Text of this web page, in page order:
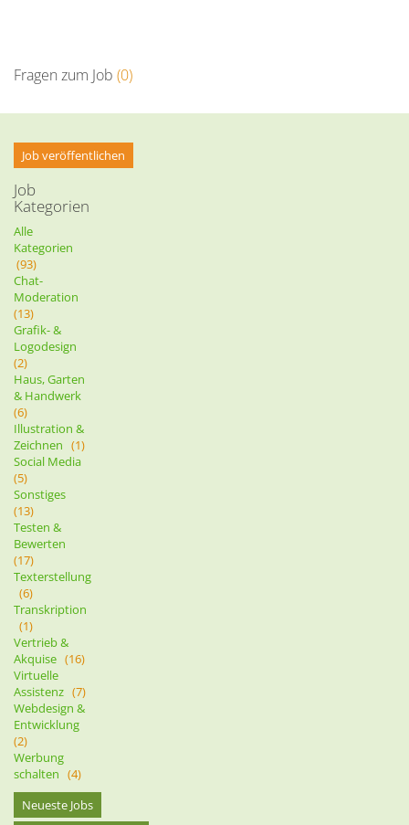
Fragen zum Job (0)
Job veröffentlichen
Job
Kategorien
Alle
Kategorien
(93)
Chat-
Moderation
(13)
Grafik- &
Logodesign
(2)
Haus, Garten
& Handwerk
(6)
Illustration &
Zeichnen (1)
Social Media
(5)
Sonstiges
(13)
Testen &
Bewerten
(17)
Texterstellung
(6)
Transkription
(1)
Vertrieb &
Akquise (16)
Virtuelle
Assistenz (7)
Webdesign &
Entwicklung
(2)
Werbung
schalten (4)
Neueste Jobs